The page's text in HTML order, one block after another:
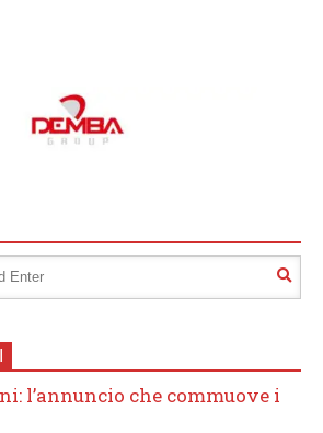
l’annuncio che commuove i